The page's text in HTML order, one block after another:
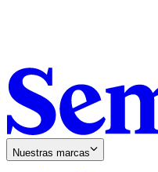
Nuestras marcas